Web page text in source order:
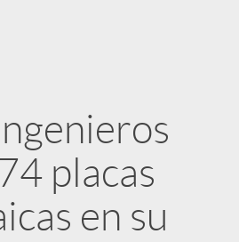
placas
en su